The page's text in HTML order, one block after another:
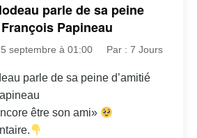
parle de sa peine
Papineau
septembre à 01:00 Par : 7 Jours
parle de sa peine d’amitié
être son ami»